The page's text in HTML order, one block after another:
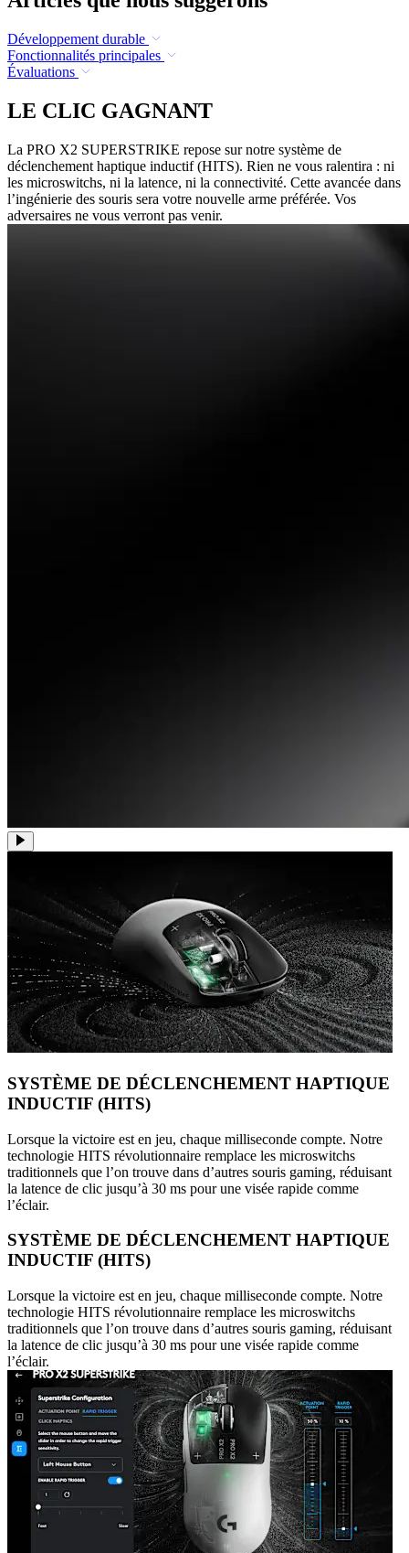
Développement durable
Fonctionnalités principales
Évaluations
LE CLIC GAGNANT
La PRO X2 SUPERSTRIKE repose sur notre système de
déclenchement haptique inductif (HITS). Rien ne vous ralentira : ni
les microswitchs, ni la latence, ni la connectivité. Cette avancée dans
l’ingénierie des souris sera votre nouvelle arme préférée. Vos
adversaires ne vous verront pas venir.
SYSTÈME DE DÉCLENCHEMENT HAPTIQUE
INDUCTIF (HITS)
Lorsque la victoire est en jeu, chaque milliseconde compte. Notre
technologie HITS révolutionnaire remplace les microswitchs
traditionnels que l’on trouve dans d’autres souris gaming, réduisant
la latence de clic jusqu’à 30 ms pour une visée rapide comme
l’éclair.
SYSTÈME DE DÉCLENCHEMENT HAPTIQUE
INDUCTIF (HITS)
Lorsque la victoire est en jeu, chaque milliseconde compte. Notre
technologie HITS révolutionnaire remplace les microswitchs
traditionnels que l’on trouve dans d’autres souris gaming, réduisant
la latence de clic jusqu’à 30 ms pour une visée rapide comme
l’éclair.